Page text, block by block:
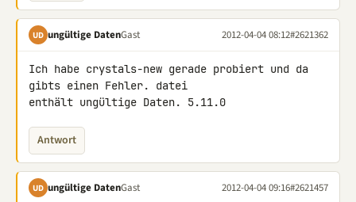
UD ungültige DatenGast 2012-04-04 08:12#2621362
Ich habe crystals-new gerade probiert und da
gibts einen Fehler. datei
enthält ungültige Daten. 5.11.0
Antwort
UD ungültige DatenGast 2012-04-04 09:16#2621457